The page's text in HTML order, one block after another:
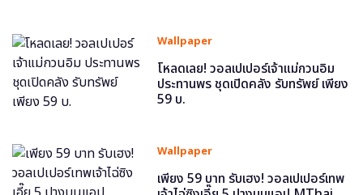
Wallpaper
โหลดเลย! วอลเปเปอร์เจ้าแม่กวนอิม
ประทานพร ชุดเปิดคลัง รับทรัพย์ เพียง
59 บ.
Wallpaper
เพียง 59 บาท รับเฮง! วอลเปเปอร์เทพ